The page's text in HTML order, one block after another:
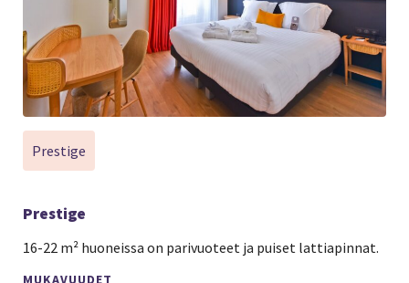
Prestige
Prestige
16-22 m² huoneissa on parivuoteet ja puiset lattiapinnat.
MUKAVUUDET